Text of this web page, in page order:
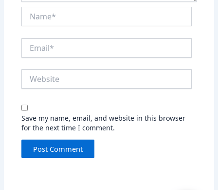
Save my name, email, and website in this browser
for the next time I comment.